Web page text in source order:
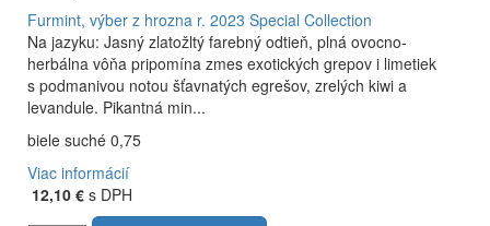
Furmint, výber z hrozna r. 2023 Special Collection
Na jazyku: Jasný zlatožltý farebný odtieň, plná ovocno-
herbálna vôňa pripomína zmes exotických grepov i limetiek
s podmanivou notou šťavnatých egrešov, zrelých kiwi a
levandule. Pikantná min...
biele suché 0,75
Viac informácií
12,10 € s DPH